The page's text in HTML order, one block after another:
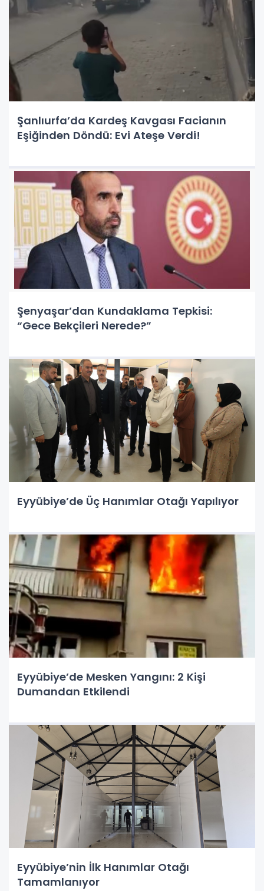
Şanlıurfa’da Kardeş Kavgası Facianın
Eşiğinden Döndü: Evi Ateşe Verdi!
Şenyaşar’dan Kundaklama Tepkisi:
“Gece Bekçileri Nerede?”
Eyyübiye’de Üç Hanımlar Otağı Yapılıyor
Eyyübiye’de Mesken Yangını: 2 Kişi
Dumandan Etkilendi
Eyyübiye’nin İlk Hanımlar Otağı
Tamamlanıyor